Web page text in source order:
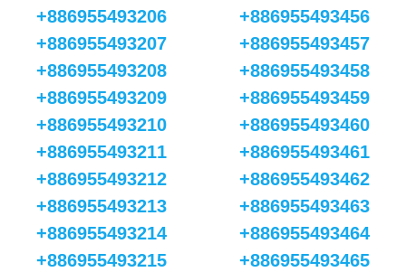
+886955493206
+886955493207
+886955493208
+886955493209
+886955493210
+886955493211
+886955493212
+886955493213
+886955493214
+886955493215
+886955493456
+886955493457
+886955493458
+886955493459
+886955493460
+886955493461
+886955493462
+886955493463
+886955493464
+886955493465